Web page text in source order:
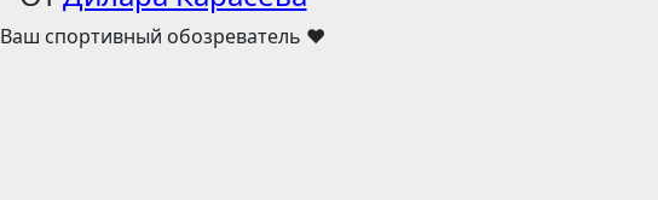
Ваш спортивный обозреватель ❤️